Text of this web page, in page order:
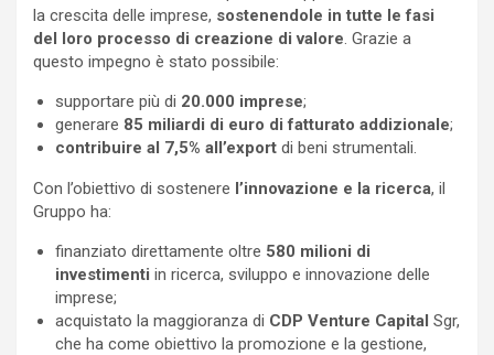
la crescita delle imprese, sostenendole in tutte le fasi
del loro processo di creazione di valore. Grazie a
questo impegno è stato possibile:
supportare più di 20.000 imprese;
generare 85 miliardi di euro di fatturato addizionale;
contribuire al 7,5% all’export di beni strumentali.
Con l’obiettivo di sostenere l’innovazione e la ricerca, il
Gruppo ha:
finanziato direttamente oltre 580 milioni di
investimenti in ricerca, sviluppo e innovazione delle
imprese;
acquistato la maggioranza di CDP Venture Capital Sgr,
che ha come obiettivo la promozione e la gestione,